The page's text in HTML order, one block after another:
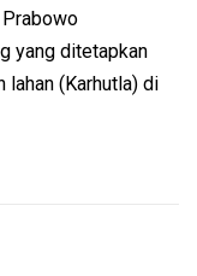
yang ditetapkan
lahan (Karhutla) di